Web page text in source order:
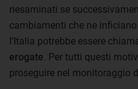
riesaminati se
cambiamenti che ne
l’Italia potrebbe essere
erogate . Per tutti questi
proseguire nel monitoraggio